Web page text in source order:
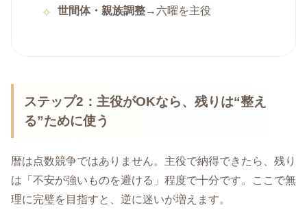
世間体・親族調整→六曜を主役
ステップ2：主役がOKなら、残りは“整え
る”ために使う
暦は点数競争ではありません。主役で納得できたら、残り
は「不安が強いものを避ける」程度で十分です。ここで無
理に完璧を目指すと、逆に迷いが増えます。